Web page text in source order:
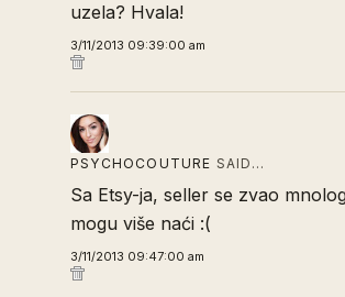
uzela? Hvala!
3/11/2013 09:39:00 am
PSYCHOCOUTURE SAID…
Sa Etsy-ja, seller se zvao
mogu više naći :(
3/11/2013 09:47:00 am